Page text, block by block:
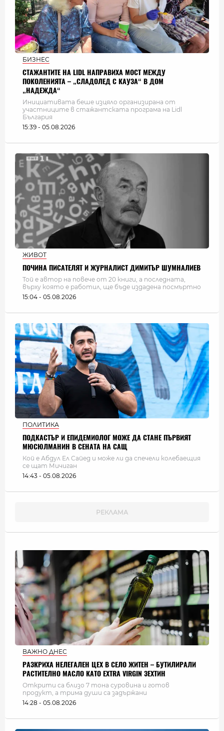
БИЗНЕС
СТАЖАНТИТЕ НА LIDL НАПРАВИХА МОСТ МЕЖДУ
ПОКОЛЕНИЯТА – „СЛАДОЛЕД С КАУЗА“ В ДОМ
„НАДЕЖДА“
Инициативата беше изцяло организирана от
участниците в стажантската програма на Lidl
България
15:39 - 05.08.2026
ЖИВОТ
ПОЧИНА ПИСАТЕЛЯТ И ЖУРНАЛИСТ ДИМИТЪР ШУМНАЛИЕВ
Той е автор на повече от 20 книги, а последната,
върху която е работил, ще бъде издадена посмъртно
15:04 - 05.08.2026
ПОЛИТИКА
ПОДКАСТЪР И ЕПИДЕМИОЛОГ МОЖЕ ДА СТАНЕ ПЪРВИЯТ
МЮСЮЛМАНИН В СЕНАТА НА САЩ
Кой е Абдул Ел Сайед и може ли да спечели колебаещия
се щат Мичиган
14:43 - 05.08.2026
ВАЖНО ДНЕС
РАЗКРИХА НЕЛЕГАЛЕН ЦЕХ В СЕЛО ЖИТЕН – БУТИЛИРАЛИ
РАСТИТЕЛНО МАСЛО КАТО EXTRA VIRGIN ЗЕХТИН
Открити са близо 7 тона суровина и готов
продукт, а трима души са задържани
14:28 - 05.08.2026